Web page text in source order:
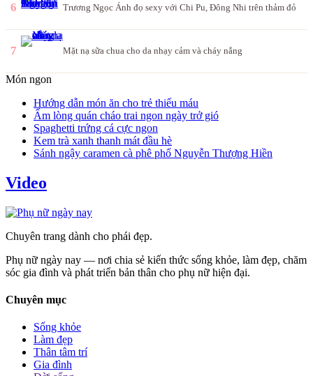
6 Trương Ngọc Ánh đọ sexy với Chi Pu, Đông Nhi trên thảm đỏ
7 Mặt nạ sữa chua cho da nhạy cảm và cháy nắng
Món ngon
Hướng dẫn món ăn cho trẻ thiếu máu
Ấm lòng quán cháo trai ngon ngày trở gió
Spaghetti trứng cá cực ngon
Kem trà xanh thanh mát đầu hè
Sánh ngậy caramen cà phê phố Nguyễn Thượng Hiền
Video
Chuyên trang dành cho phái đẹp.
Phụ nữ ngày nay — nơi chia sẻ kiến thức sống khỏe, làm đẹp, chăm
sóc gia đình và phát triển bản thân cho phụ nữ hiện đại.
Chuyên mục
Sống khỏe
Làm đẹp
Thân tâm trí
Gia đình